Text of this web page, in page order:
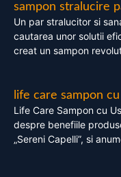
sampon stralucire
Un par stralucitor si
cautarea unor solutii
creat un sampon
life care sampon
Life Care Sampon cu
despre benefiile
„Sereni Capelli”, si